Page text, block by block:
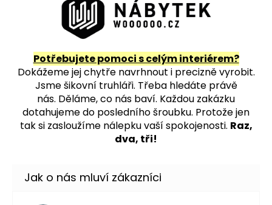
Potřebujete pomoci s celým interiérem?
Dokážeme jej chytře navrhnout i precizně vyrobit.
Jsme šikovní truhláři. Třeba hledáte právě
nás. Děláme, co nás baví. Každou zakázku
dotahujeme do posledního šroubku. Protože jen
tak si zasloužíme nálepku vaší spokojenosti. Raz,
dva, tři!